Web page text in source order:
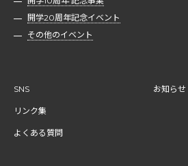
開学20周年記念イベント
その他のイベント
SNS
リンク集
よくある質問
お知らせ